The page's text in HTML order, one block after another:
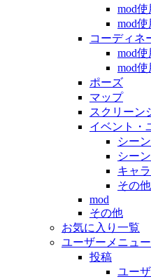
mod使
mod使
コーディネ
mod使
mod使
ポーズ
マップ
スクリーン
イベント・
シー
シー
キャ
その他
mod
その他
お気に入り一覧
ユーザーメニュー
投稿
ユー